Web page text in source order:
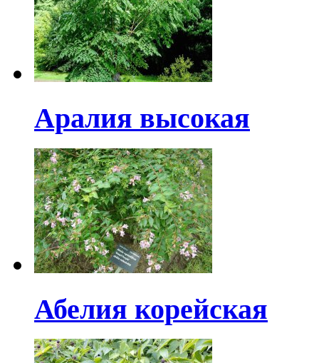
Аралия высокая
Абелия корейская